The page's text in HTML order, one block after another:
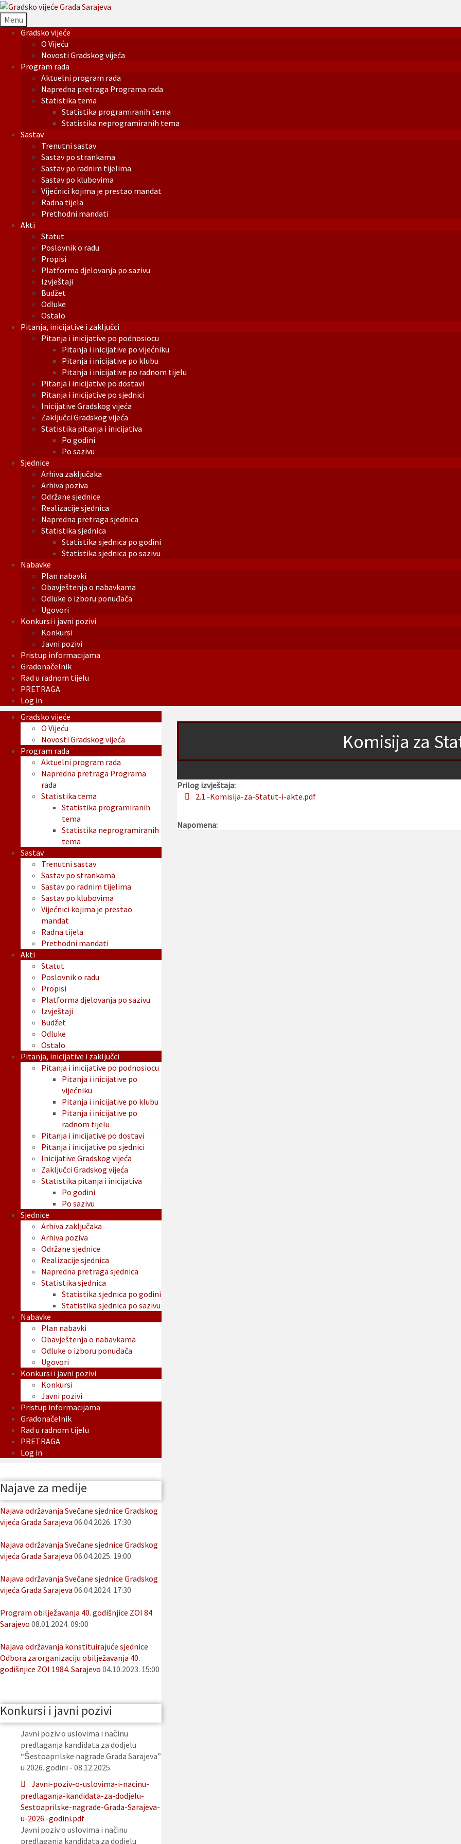
Menu
Gradsko vijeće
O Vijeću
Novosti Gradskog vijeća
Program rada
Aktuelni program rada
Napredna pretraga Programa rada
Statistika tema
Statistika programiranih tema
Statistika neprogramiranih tema
Sastav
Trenutni sastav
Sastav po strankama
Sastav po radnim tijelima
Sastav po klubovima
Vijećnici kojima je prestao mandat
Radna tijela
Prethodni mandati
Akti
Statut
Poslovnik o radu
Propisi
Platforma djelovanja po sazivu
Izvještaji
Budžet
Odluke
Ostalo
Pitanja, inicijative i zaključci
Pitanja i inicijative po podnosiocu
Pitanja i inicijative po vijećniku
Pitanja i inicijative po klubu
Pitanja i inicijative po radnom tijelu
Pitanja i inicijative po dostavi
Pitanja i inicijative po sjednici
Inicijative Gradskog vijeća
Zaključci Gradskog vijeća
Statistika pitanja i inicijativa
Po godini
Po sazivu
Sjednice
Arhiva zaključaka
Arhiva poziva
Održane sjednice
Realizacije sjednica
Napredna pretraga sjednica
Statistika sjednica
Statistika sjednica po godini
Statistika sjednica po sazivu
Nabavke
Plan nabavki
Obavještenja o nabavkama
Odluke o izboru ponuđača
Ugovori
Konkursi i javni pozivi
Konkursi
Javni pozivi
Pristup informacijama
Gradonačelnik
Rad u radnom tijelu
PRETRAGA
Log in
Komisija za
Prilog izvještaja:
2.1.-Komisija-za-Statut-i-akte.pdf
Napomena:
Gradsko vijeće
O Vijeću
Novosti Gradskog vijeća
Program rada
Aktuelni program rada
Napredna pretraga Programa
rada
Statistika tema
Statistika programiranih
tema
Statistika neprogramiranih
tema
Sastav
Trenutni sastav
Sastav po strankama
Sastav po radnim tijelima
Sastav po klubovima
Vijećnici kojima je prestao
mandat
Radna tijela
Prethodni mandati
Akti
Statut
Poslovnik o radu
Propisi
Platforma djelovanja po sazivu
Izvještaji
Budžet
Odluke
Ostalo
Pitanja, inicijative i zaključci
Pitanja i inicijative po podnosiocu
Pitanja i inicijative po
vijećniku
Pitanja i inicijative po klubu
Pitanja i inicijative po
radnom tijelu
Pitanja i inicijative po dostavi
Pitanja i inicijative po sjednici
Inicijative Gradskog vijeća
Zaključci Gradskog vijeća
Statistika pitanja i inicijativa
Po godini
Po sazivu
Sjednice
Arhiva zaključaka
Arhiva poziva
Održane sjednice
Realizacije sjednica
Napredna pretraga sjednica
Statistika sjednica
Statistika sjednica po godini
Statistika sjednica po sazivu
Nabavke
Plan nabavki
Obavještenja o nabavkama
Odluke o izboru ponuđača
Ugovori
Konkursi i javni pozivi
Konkursi
Javni pozivi
Pristup informacijama
Gradonačelnik
Rad u radnom tijelu
PRETRAGA
Log in
Najave za medije
Najava održavanja Svečane sjednice Gradskog
vijeća Grada Sarajeva 06.04.2026. 17:30
Najava održavanja Svečane sjednice Gradskog
vijeća Grada Sarajeva 06.04.2025. 19:00
Najava održavanja Svečane sjednice Gradskog
vijeća Grada Sarajeva 06.04.2024. 17:30
Program obilježavanja 40. godišnjice ZOI 84
Sarajevo 08.01.2024. 09:00
Najava održavanja konstituirajuće sjednice
Odbora za organizaciju obilježavanja 40.
godišnjice ZOI 1984. Sarajevo 04.10.2023. 15:00
Konkursi i javni pozivi
Javni poziv o uslovima i načinu
predlaganja kandidata za dodjelu
“Šestoaprilske nagrade Grada Sarajeva”
u 2026. godini - 08.12.2025.
Javni-poziv-o-uslovima-i-nacinu-
predlaganja-kandidata-za-dodjelu-
Sestoaprilske-nagrade-Grada-Sarajeva-
u-2026.-godini.pdf
Javni poziv o uslovima i načinu
predlaganja kandidata za dodjelu